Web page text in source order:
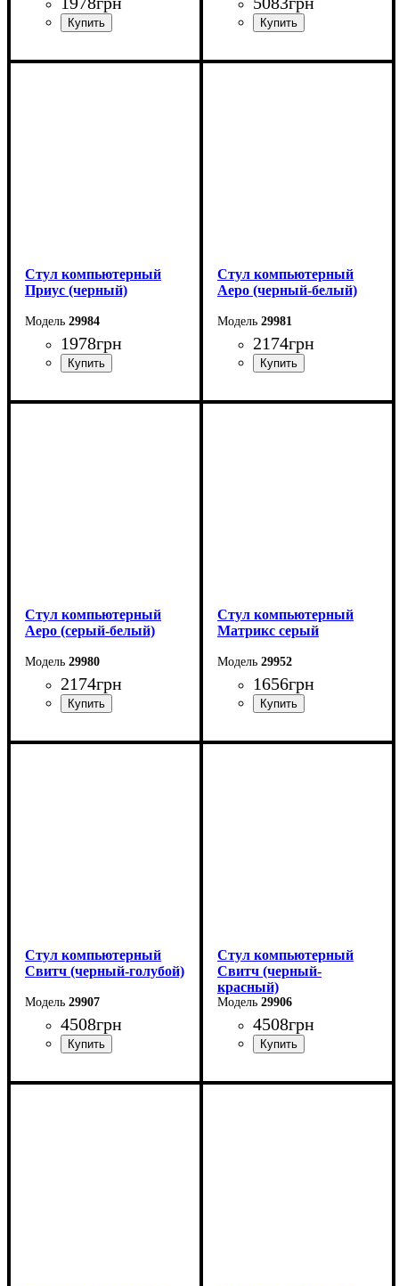
Стул компьютерный
Приус (черный)
29984
1978грн
Стул компьютерный
Аеро (черный-белый)
29981
2174грн
Стул компьютерный
Аеро (серый-белый)
29980
2174грн
Стул компьютерный
Матрикс серый
29952
1656грн
Стул компьютерный
Свитч (черный-голубой)
29907
4508грн
Стул компьютерный
Свитч (черный-
красный)
29906
4508грн